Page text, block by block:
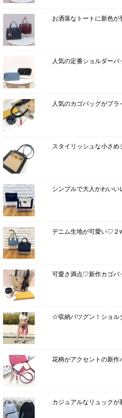
お洒落なトートに新色が
人気の定番ショルダー
人気のカゴバッグがプラ
スタイリッシュな小さめ
シンプルで大人かわいい
デニム生地が可愛い♡２
可愛さ満点♡新作カゴバ
☆収納バツグン！ショル
花柄がアクセントの新作
カジュアルなリュック